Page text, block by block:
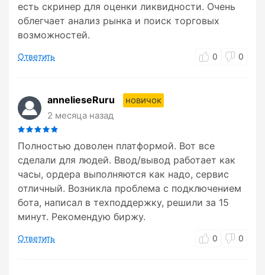
есть скринер для оценки ликвидности. Очень
облегчает анализ рынка и поиск торговых
возможностей.
Ответить 0 0
annelieseRuru
новичок
2 месяца назад
Полностью доволен платформой. Вот все
сделали для людей. Ввод/вывод работает как
часы, ордера выполняются как надо, сервис
отличный. Возникла проблема с подключением
бота, написал в техподдержку, решили за 15
минут. Рекомендую биржу.
Ответить 0 0